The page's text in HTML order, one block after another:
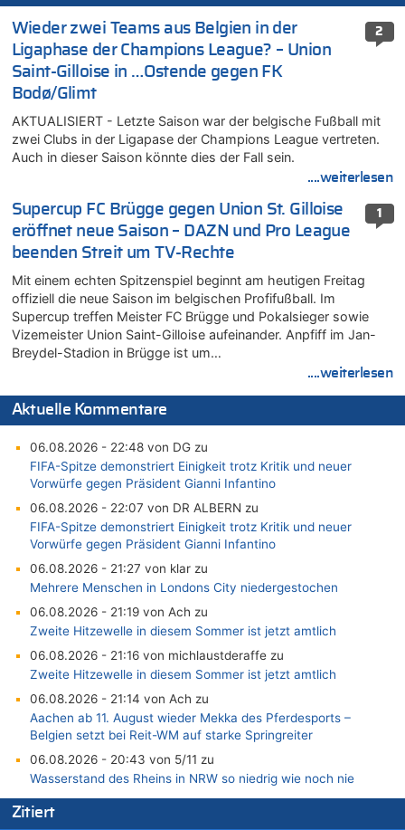
2
Wieder zwei Teams aus Belgien in der
Ligaphase der Champions League? – Union
Saint-Gilloise in …Ostende gegen FK
Bodø/Glimt
AKTUALISIERT - Letzte Saison war der belgische Fußball mit
zwei Clubs in der Ligapase der Champions League vertreten.
Auch in dieser Saison könnte dies der Fall sein.
....weiterlesen
1
Supercup FC Brügge gegen Union St. Gilloise
eröffnet neue Saison – DAZN und Pro League
beenden Streit um TV-Rechte
Mit einem echten Spitzenspiel beginnt am heutigen Freitag
offiziell die neue Saison im belgischen Profifußball. Im
Supercup treffen Meister FC Brügge und Pokalsieger sowie
Vizemeister Union Saint-Gilloise aufeinander. Anpfiff im Jan-
Breydel-Stadion in Brügge ist um…
....weiterlesen
Aktuelle Kommentare
06.08.2026 - 22:48 von DG zu
FIFA-Spitze demonstriert Einigkeit trotz Kritik und neuer
Vorwürfe gegen Präsident Gianni Infantino
06.08.2026 - 22:07 von DR ALBERN zu
FIFA-Spitze demonstriert Einigkeit trotz Kritik und neuer
Vorwürfe gegen Präsident Gianni Infantino
06.08.2026 - 21:27 von klar zu
Mehrere Menschen in Londons City niedergestochen
06.08.2026 - 21:19 von Ach zu
Zweite Hitzewelle in diesem Sommer ist jetzt amtlich
06.08.2026 - 21:16 von michlaustderaffe zu
Zweite Hitzewelle in diesem Sommer ist jetzt amtlich
06.08.2026 - 21:14 von Ach zu
Aachen ab 11. August wieder Mekka des Pferdesports –
Belgien setzt bei Reit-WM auf starke Springreiter
06.08.2026 - 20:43 von 5/11 zu
Wasserstand des Rheins in NRW so niedrig wie noch nie
06.08.2026 - 20:35 von Wolfgang2 zu
Zurück an den Rhein: Hendrich wechselt zum 1. FC Köln
Zitiert